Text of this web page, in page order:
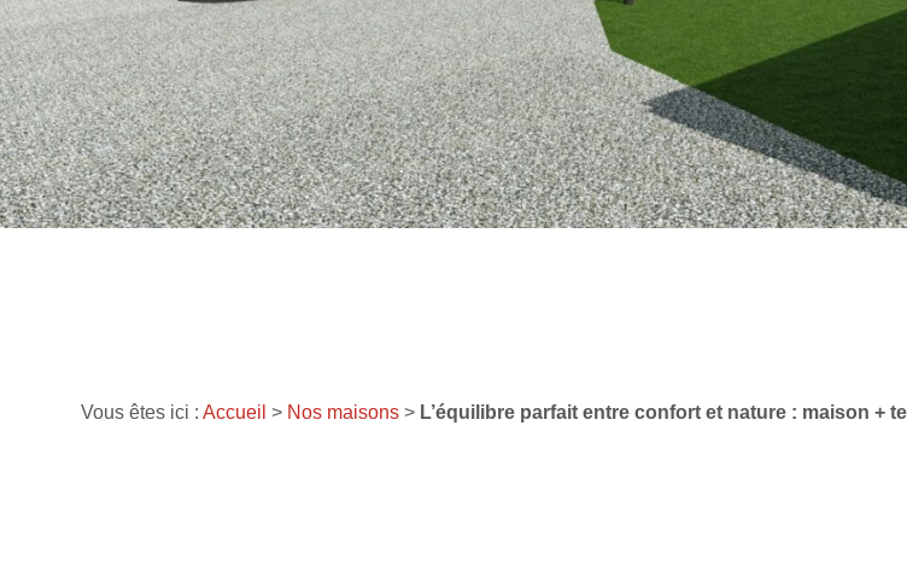
Vous êtes ici :Accueil > Nos maisons > L’équilibre parfait entre confort et nature : maison +